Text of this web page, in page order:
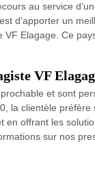
au service
d’apporter un
VF Elagage. Ce
VF
et sont
la clientèle préfère
en offrant les
sur nos